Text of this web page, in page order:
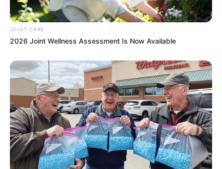
หาคำตอบ กับความเชื่อที่ว่า…เทวดาประจำตัว มีจริงหรือ ?
3 ก.ย. 2015
JOINT CARE
2026 Joint Wellness Assessment Is Now Available